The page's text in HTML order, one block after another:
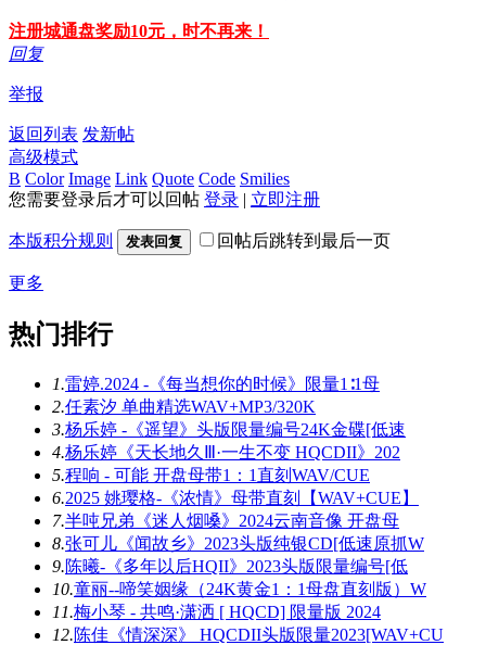
注册城通盘奖励10元，时不再来！
回复
举报
返回列表 发新帖
高级模式
B Color Image Link Quote Code Smilies
您需要登录后才可以回帖 登录 | 立即注册
本版积分规则 发表回复 回帖后跳转到最后一页
更多
热门排行
1.雷婷.2024 -《每当想你的时候》限量1∶1母
2.任素汐 单曲精选WAV+MP3/320K
3.杨乐婷 -《遥望》头版限量编号24K金碟[低速
4.杨乐婷《天长地久Ⅲ·一生不变 HQCDII》202
5.程响 - 可能 开盘母带1：1直刻WAV/CUE
6.2025 姚璎格-《浓情》母带直刻【WAV+CUE】
7.半吨兄弟《迷人烟嗓》2024云南音像 开盘母
8.张可儿《闻故乡》2023头版纯银CD[低速原抓W
9.陈曦-《多年以后HQII》2023头版限量编号[低
10.童丽--啼笑姻缘（24K黄金1：1母盘直刻版）W
11.梅小琴 - 共鸣·潇洒 [ HQCD] 限量版 2024
12.陈佳《情深深》 HQCDII头版限量2023[WAV+CU